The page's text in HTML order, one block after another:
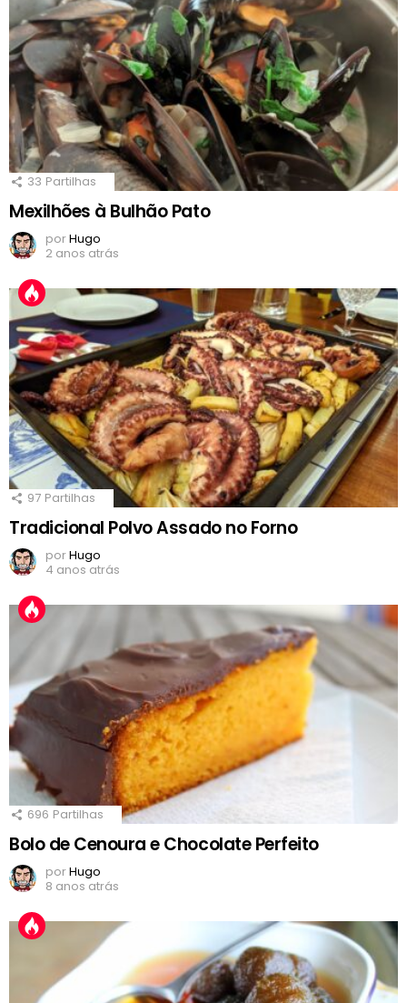
33 Partilhas
Mexilhões à Bulhão Pato
porHugo
2 anos atrás
97 Partilhas
Tradicional Polvo Assado no Forno
porHugo
4 anos atrás
696 Partilhas
Bolo de Cenoura e Chocolate Perfeito
porHugo
8 anos atrás